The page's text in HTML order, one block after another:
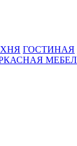
ГОСТИНАЯ